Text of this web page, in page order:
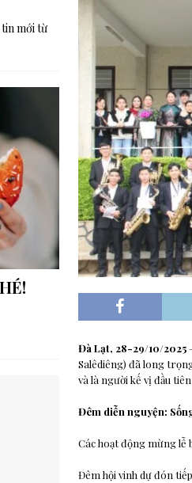
Buổi tối của Cha Rafael Bejarano: Hoán
của Đức Thánh Cha trong tháng 8: Loan
Truyền thông phải phục vụ công ích của
Đà Lạt, 28-29/10/2025
Salêdiêng) đã long
và là người kế vị đầu
Đêm diễn nguyện:
Các hoạt động mừng lễ
Đêm hội vinh dự đón
mới từ